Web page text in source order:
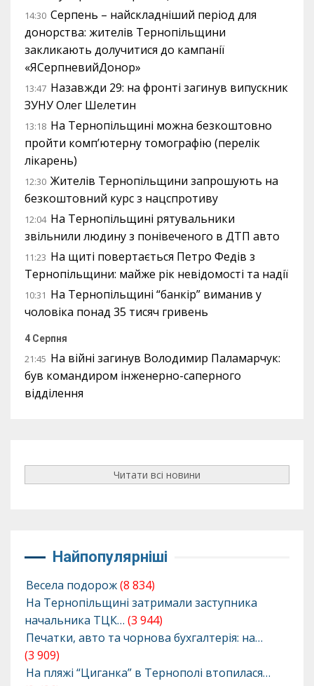
14:30 Серпень – найскладніший період для
донорства: жителів Тернопільщини
закликають долучитися до кампанії
«ЯСерпневийДонор»
13:47 Назавжди 29: на фронті загинув випускник
ЗУНУ Олег Шелетин
13:18 На Тернопільщині можна безкоштовно
пройти комп’ютерну томографію (перелік
лікарень)
12:30 Жителів Тернопільщини запрошують на
безкоштовний курс з нацспротиву
12:04 На Тернопільщині рятувальники
звільнили людину з понівеченого в ДТП авто
11:23 На щиті повертається Петро Федів з
Тернопільщини: майже рік невідомості та надії
10:31 На Тернопільщині “банкір” виманив у
чоловіка понад 35 тисяч гривень
4 Серпня
21:45 На війні загинув Володимир Паламарчук:
був командиром інженерно-саперного
відділення
Читати всі новини
Найпопулярніші
Весела подорож(8 834)
На Тернопільщині затримали заступника
начальника ТЦК… (3 944)
Печатки, авто та чорнова бухгалтерія: на…
(3 909)
На пляжі “Циганка” в Тернополі втопилася…